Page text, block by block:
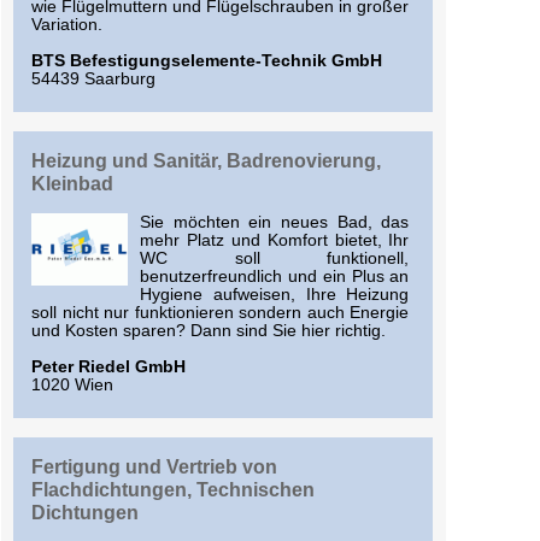
wie Flügelmuttern und Flügelschrauben in großer
Variation.
BTS Befestigungselemente-Technik GmbH
54439 Saarburg
Heizung und Sanitär, Badrenovierung,
Kleinbad
Sie möchten ein neues Bad, das
mehr Platz und Komfort bietet, Ihr
WC soll funktionell,
benutzerfreundlich und ein Plus an
Hygiene aufweisen, Ihre Heizung
soll nicht nur funktionieren sondern auch Energie
und Kosten sparen? Dann sind Sie hier richtig.
Peter Riedel GmbH
1020 Wien
Fertigung und Vertrieb von
Flachdichtungen, Technischen
Dichtungen